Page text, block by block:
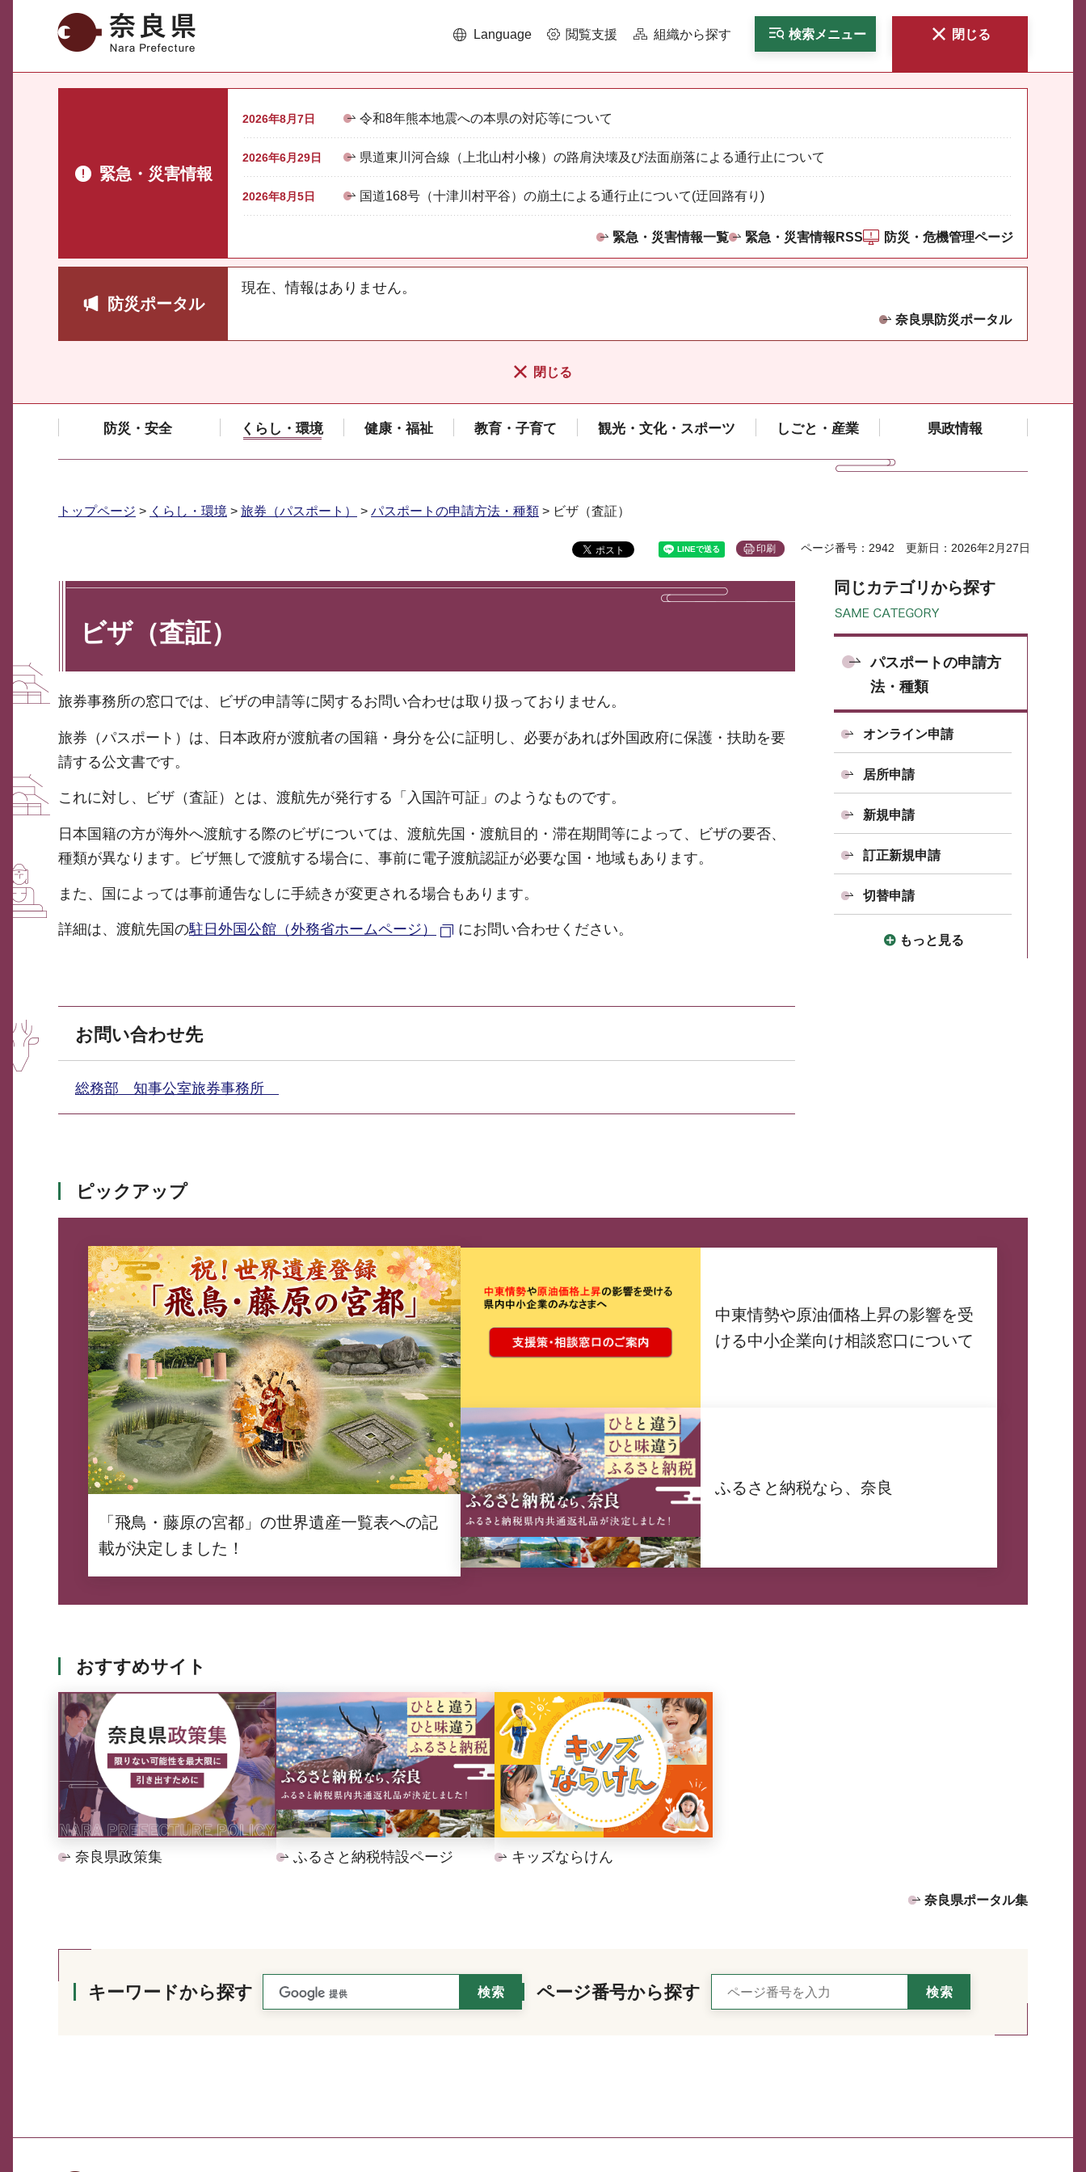
奈良県 Language 閲覧支援 組織から探す 検索メニュー 閉じる
緊急・災害情報
2026年8月7日 令和8年熊本地震への本県の対応等について
2026年6月29日 県道東川河合線（上北山村小橡）の路肩決壊及び法面崩落による通行止について
2026年8月5日 国道168号（十津川村平谷）の崩土による通行止について(迂回路有り)
緊急・災害情報一覧 緊急・災害情報RSS 防災・危機管理ページ
防災ポータル
現在、情報はありません。
奈良県防災ポータル
閉じる
防災・安全 くらし・環境 健康・福祉 教育・子育て 観光・文化・スポーツ しごと・産業 県政情報
トップページ > くらし・環境 > 旅券（パスポート） > パスポートの申請方法・種類 > ビザ（査証）
印刷 ページ番号：2942 更新日：2026年2月27日
ビザ（査証）
旅券事務所の窓口では、ビザの申請等に関するお問い合わせは取り扱っておりません。
旅券（パスポート）は、日本政府が渡航者の国籍・身分を公に証明し、必要があれば外国政府に保護・扶助を要
請する公文書です。
これに対し、ビザ（査証）とは、渡航先が発行する「入国許可証」のようなものです。
日本国籍の方が海外へ渡航する際のビザについては、渡航先国・渡航目的・滞在期間等によって、ビザの要否、
種類が異なります。ビザ無しで渡航する場合に、事前に電子渡航認証が必要な国・地域もあります。
また、国によっては事前通告なしに手続きが変更される場合もあります。
詳細は、渡航先国の駐日外国公館（外務省ホームページ） にお問い合わせください。
お問い合わせ先
総務部 知事公室旅券事務所
同じカテゴリから探す
パスポートの申請方
法・種類
オンライン申請
居所申請
新規申請
訂正新規申請
切替申請
もっと見る
ピックアップ
「飛鳥・藤原の宮都」の世界遺産一覧表への記
載が決定しました！
中東情勢や原油価格上昇の影響を受
ける中小企業向け相談窓口について
ふるさと納税なら、奈良
おすすめサイト
奈良県政策集 ふるさと納税特設ページ キッズならけん
奈良県ポータル集
キーワードから探す ページ番号から探す